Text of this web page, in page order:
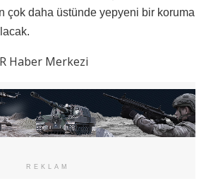
çok daha üstünde yepyeni bir koruma
Haber Merkezi
REKLAM